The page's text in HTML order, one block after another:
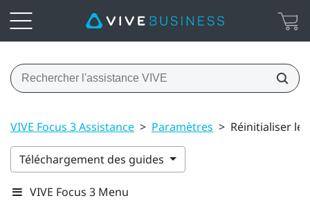
VIVE Focus 3 Assistance > Paramètres > Réinitialiser le
Téléchargement des guides
VIVE Focus 3 Menu